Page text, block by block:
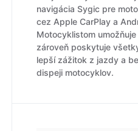
navigácia Sygic pre
cez Apple CarPlay a
Motocyklistom
zároveň poskytuje
lepší zážitok z jazdy a
dispeji motocyklov.